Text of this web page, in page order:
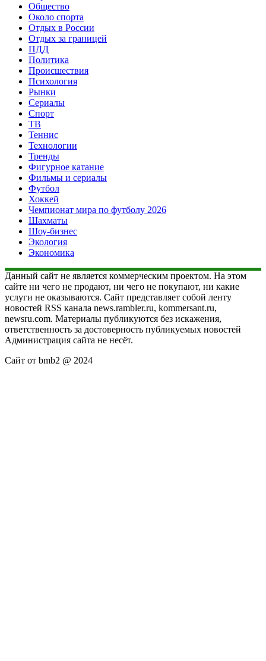
Общество
Около спорта
Отдых в России
Отдых за границей
ПДД
Политика
Происшествия
Психология
Рынки
Сериалы
Спорт
ТВ
Теннис
Технологии
Тренды
Фигурное катание
Фильмы и сериалы
Футбол
Хоккей
Чемпионат мира по футболу 2026
Шахматы
Шоу-бизнес
Экология
Экономика
Данный сайт не является коммерческим проектом. На этом
сайте ни чего не продают, ни чего не покупают, ни какие
услуги не оказываются. Сайт представляет собой ленту
новостей RSS канала news.rambler.ru, kommersant.ru,
newsru.com. Материалы публикуются без искажения,
ответственность за достоверность публикуемых новостей
Администрация сайта не несёт.
Сайт от bmb2 @ 2024